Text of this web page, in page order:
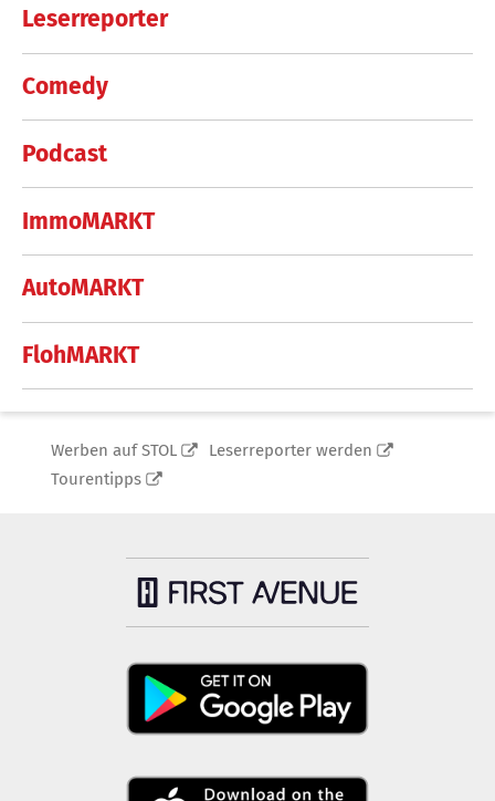
Leserreporter
Comedy
Podcast
ImmoMARKT
AutoMARKT
FlohMARKT
Werben auf STOL
Leserreporter werden
Tourentipps